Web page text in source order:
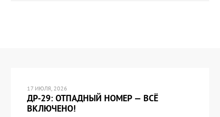
17 ИЮЛЯ, 2026
ДР-29: ОТПАДНЫЙ НОМЕР — ВСЁ
ВКЛЮЧЕНО!